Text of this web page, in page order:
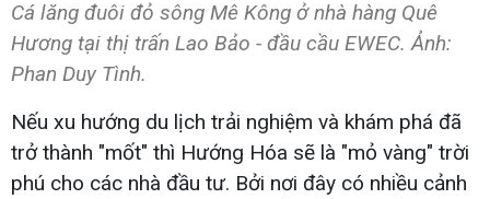
Cá lăng đuôi đỏ sông Mê Kông ở nhà hàng Quê
Hương tại thị trấn Lao Bảo - đầu cầu EWEC. Ảnh:
Phan Duy Tình.
Nếu xu hướng du lịch trải nghiệm và khám phá đã
trở thành "mốt" thì Hướng Hóa sẽ là "mỏ vàng" trời
phú cho các nhà đầu tư. Bởi nơi đây có nhiều cảnh